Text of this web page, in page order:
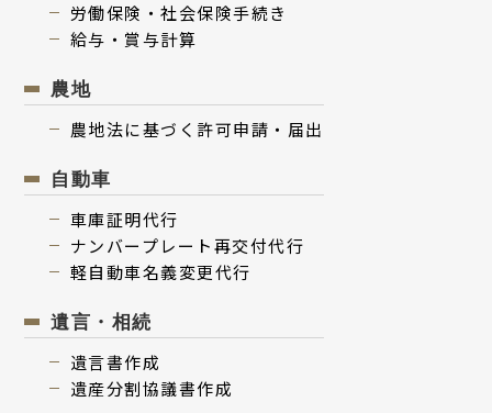
労働保険・社会保険⼿続き
給与・賞与計算
農地
農地法に基づく許可申請・届出
⾃動⾞
⾞庫証明代行
ナンバープレート再交付代⾏
軽⾃動⾞名義変更代⾏
遺⾔・相続
遺⾔書作成
遺産分割協議書作成